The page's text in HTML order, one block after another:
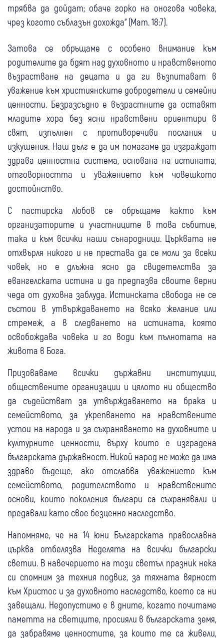
трябва да дойдат; обаче горко на оногова човека,
чрез когото съблазън дохожда“ (Мат. 18:7).
Затова се обръщаме с особено внимание към
родителите да бдят над духовното и нравственото
възрастване на децата и да ги възпитават в
уважение към християнските добродетели и семейни
ценности. Безразсъдно е възрастните да оставят
младите хора без ясни нравствени ориентири в
свят, изпълнен с противоречиви послания и
изкушения. Наш дълг е да им помагаме да изграждат
здрава ценностна система, основана на истината,
отговорността и уважението към човешкото
достойнство.
С пастирска любов се обръщаме както към
организаторите и участниците в това събитие,
така и към всички наши сънародници. Църквата не
отхвърля никого и не престава да се моли за всеки
човек, но е длъжна ясно да свидетелства за
евангелската истина и да предпазва своите верни
чеда от духовна заблуда. Истинската свобода не се
състои в утвърждаването на всяко желание или
стремеж, а в следването на истината, която
освобождава човека и го води към пълнотата на
живота в Бога.
Призоваваме всички държавни институции,
обществените организации и цялото ни общество
да съдействат за утвърждаването на брака и
семейството, за укрепването на нравствените
устои на народа и за съхраняването на духовните и
културните ценности, върху които е изградена
българската държавност. Никой народ не може да има
здраво бъдеще, ако отслабва уважението към
семейството, родителството и нравствените
основи, които поколения българи са съхранявали и
предавали като свое безценно наследство.
Напомняме, че на 14 юни Българската православна
църква отбелязва Неделята на всички български
светии. В навечерието на този светъл празник нека
си спомним за техния подвиг, за тяхната вярност
към Христос и за духовното наследство, което са ни
завещали. Недопустимо е в дните, когато почитаме
паметта на светците, просияли в българската земя,
да забравяме ценностите, за които те са живели,